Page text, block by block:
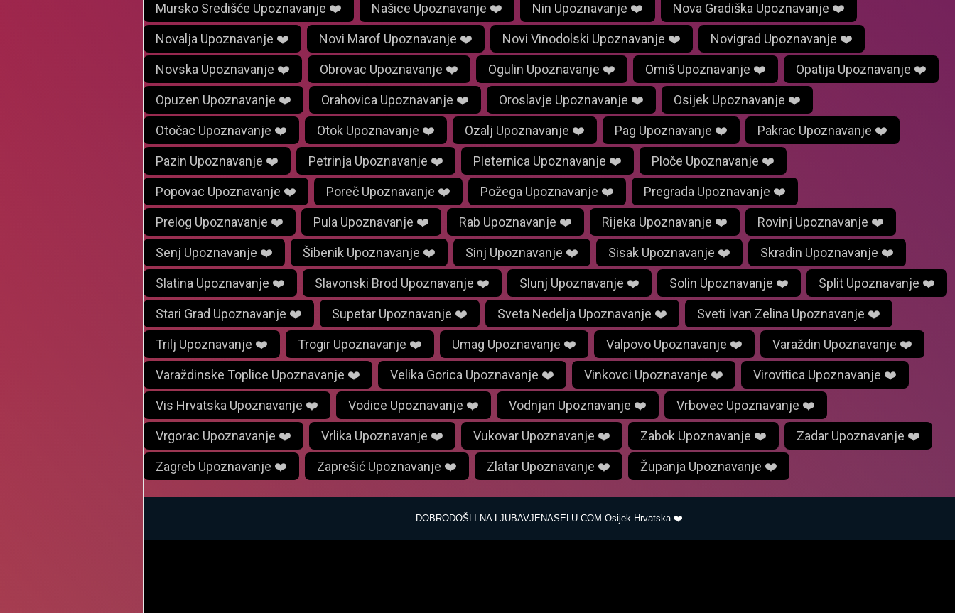
Mursko Središće Upoznavanje ❤️ Našice Upoznavanje ❤️ Nin Upoznavanje ❤️ Nova Gradiška Upoznavanje ❤️
Novalja Upoznavanje ❤️ Novi Marof Upoznavanje ❤️ Novi Vinodolski Upoznavanje ❤️ Novigrad Upoznavanje ❤️
Novska Upoznavanje ❤️ Obrovac Upoznavanje ❤️ Ogulin Upoznavanje ❤️ Omiš Upoznavanje ❤️ Opatija Upoznavanje ❤️
Opuzen Upoznavanje ❤️ Orahovica Upoznavanje ❤️ Oroslavje Upoznavanje ❤️ Osijek Upoznavanje ❤️
Otočac Upoznavanje ❤️ Otok Upoznavanje ❤️ Ozalj Upoznavanje ❤️ Pag Upoznavanje ❤️ Pakrac Upoznavanje ❤️
Pazin Upoznavanje ❤️ Petrinja Upoznavanje ❤️ Pleternica Upoznavanje ❤️ Ploče Upoznavanje ❤️
Popovac Upoznavanje ❤️ Poreč Upoznavanje ❤️ Požega Upoznavanje ❤️ Pregrada Upoznavanje ❤️
Prelog Upoznavanje ❤️ Pula Upoznavanje ❤️ Rab Upoznavanje ❤️ Rijeka Upoznavanje ❤️ Rovinj Upoznavanje ❤️
Senj Upoznavanje ❤️ Šibenik Upoznavanje ❤️ Sinj Upoznavanje ❤️ Sisak Upoznavanje ❤️ Skradin Upoznavanje ❤️
Slatina Upoznavanje ❤️ Slavonski Brod Upoznavanje ❤️ Slunj Upoznavanje ❤️ Solin Upoznavanje ❤️ Split Upoznavanje ❤️
Stari Grad Upoznavanje ❤️ Supetar Upoznavanje ❤️ Sveta Nedelja Upoznavanje ❤️ Sveti Ivan Zelina Upoznavanje ❤️
Trilj Upoznavanje ❤️ Trogir Upoznavanje ❤️ Umag Upoznavanje ❤️ Valpovo Upoznavanje ❤️ Varaždin Upoznavanje ❤️
Varaždinske Toplice Upoznavanje ❤️ Velika Gorica Upoznavanje ❤️ Vinkovci Upoznavanje ❤️ Virovitica Upoznavanje ❤️
Vis Hrvatska Upoznavanje ❤️ Vodice Upoznavanje ❤️ Vodnjan Upoznavanje ❤️ Vrbovec Upoznavanje ❤️
Vrgorac Upoznavanje ❤️ Vrlika Upoznavanje ❤️ Vukovar Upoznavanje ❤️ Zabok Upoznavanje ❤️ Zadar Upoznavanje ❤️
Zagreb Upoznavanje ❤️ Zaprešić Upoznavanje ❤️ Zlatar Upoznavanje ❤️ Županja Upoznavanje ❤️
DOBRODOŠLI NA LJUBAVJENASELU.COM Osijek Hrvatska ❤️